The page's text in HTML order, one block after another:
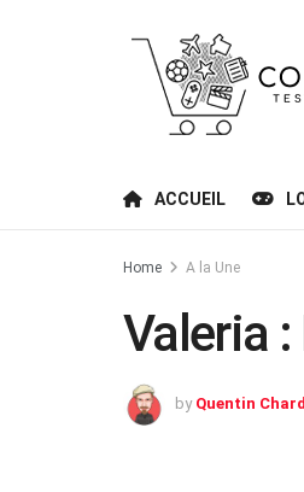
ACCUEIL
Home A la Une
Valeria
by Quentin